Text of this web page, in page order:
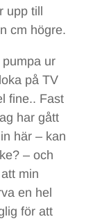
upp till
cm högre.
ur
på TV
fine.. Fast
har gått
här – kan
– och
min
en hel
för att